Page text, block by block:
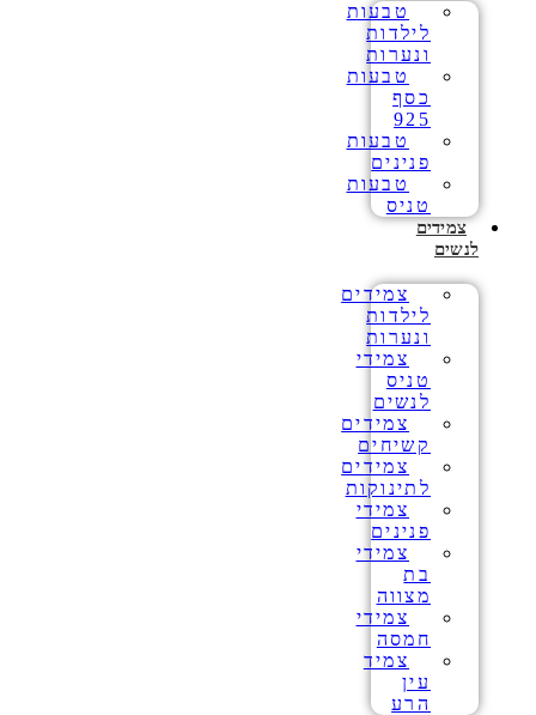
טבעות
לילדות
ונערות
טבעות
כסף
925
טבעות
פנינים
טבעות
טניס
צמידים
לנשים
צמידים
לילדות
ונערות
צמידי
טניס
לנשים
צמידים
קשיחים
צמידים
לתינוקות
צמידי
פנינים
צמידי
בת
מצווה
צמידי
חמסה
צמיד
עין
הרע